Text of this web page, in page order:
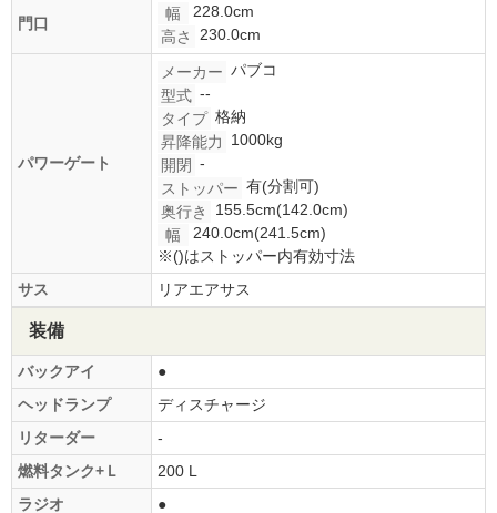
門口
幅
228.0cm
高さ
230.0cm
パワーゲート
メーカー パブコ
型式 --
タイプ 格納
昇降能力
1000kg
開閉 -
ストッパー 有(分割可)
奥行き
155.5cm(142.0cm)
幅
240.0cm(241.5cm)
※()はストッパー内有効寸法
サス
リアエアサス
装備
バックアイ
●
ヘッドランプ
ディスチャージ
リターダー
-
燃料タンク+Ｌ
200 L
ラジオ
●